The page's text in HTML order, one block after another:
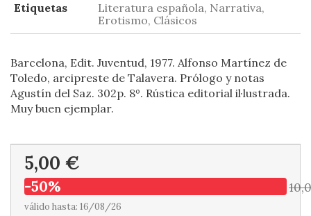
Etiquetas
Literatura española, Narrativa,
Erotismo, Clásicos
Barcelona, Edit. Juventud, 1977. Alfonso Martínez de
Toledo, arcipreste de Talavera. Prólogo y notas
Agustín del Saz. 302p. 8º. Rústica editorial il·lustrada.
Muy buen ejemplar.
5,00 €
-50%
válido hasta: 16/08/26